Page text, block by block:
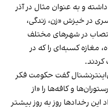
و به عنوان مثال در آذر
در خیزش «زن، زندگی،
در شهرهای مختلف
مغازه کسبه‌ای را که در
گفت حکومت فکر
و کافه‌ها را «از
این رخدادها روز به روز بیشتر